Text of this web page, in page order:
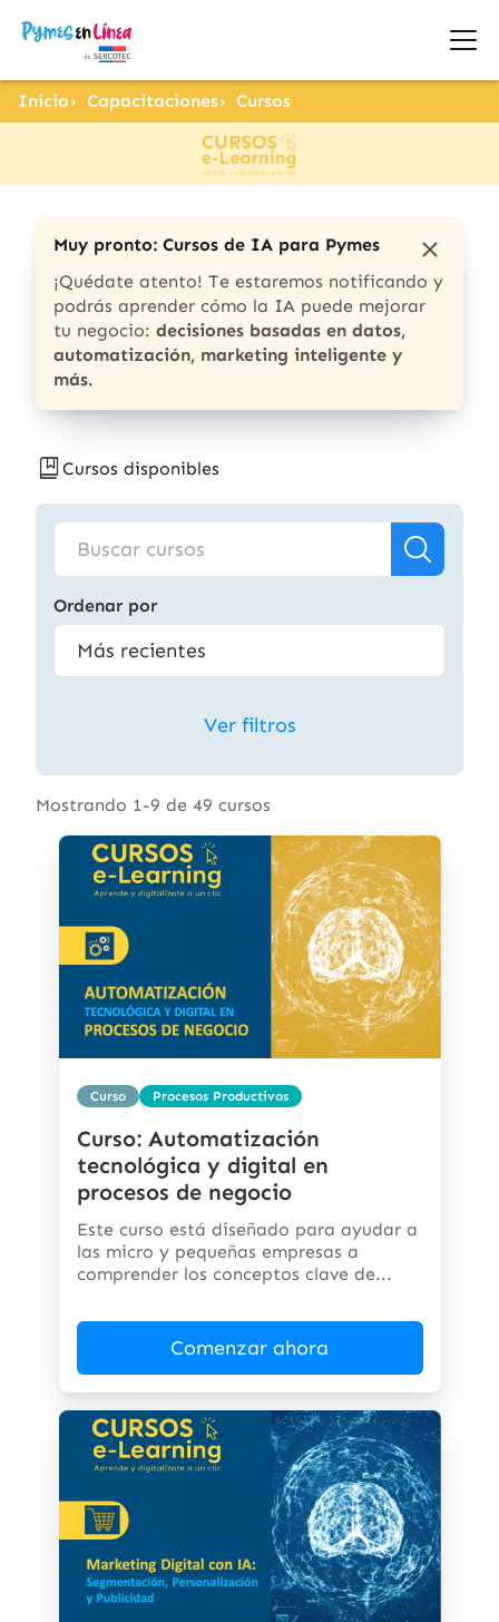
Inicio Capacitaciones Cursos
Muy pronto: Cursos de IA para Pymes
¡Quédate atento! Te estaremos notificando y
podrás aprender cómo la IA puede mejorar
tu negocio: decisiones basadas en datos,
automatización, marketing inteligente y
más.
Cursos disponibles
Ordenar por
Ver filtros
Mostrando 1-9 de 49 cursos
Curso Procesos Productivos
Curso: Automatización
tecnológica y digital en
procesos de negocio
Este curso está diseñado para ayudar a
las micro y pequeñas empresas a
comprender los conceptos clave de...
Comenzar ahora